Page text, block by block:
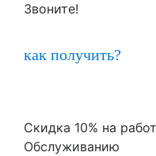
Звоните!
как получить?
Скидка 10% на
Обслуживанию